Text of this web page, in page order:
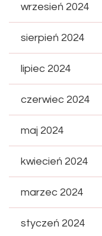
wrzesień 2024
sierpień 2024
lipiec 2024
czerwiec 2024
maj 2024
kwiecień 2024
marzec 2024
styczeń 2024